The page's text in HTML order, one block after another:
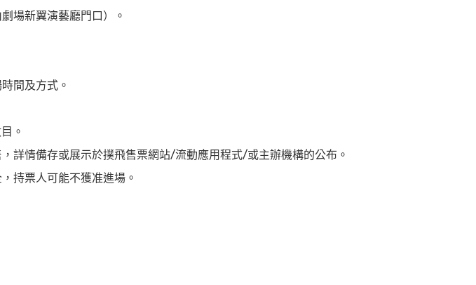
場新翼演藝廳門口）。
間及方式。
。
詳情備存或展示於撲飛售票網站/流動應用程式/或主辦機構的公布。
持票人可能不獲准進場。